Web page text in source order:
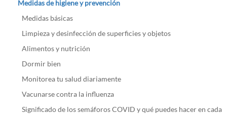
Medidas de higiene y prevención
Medidas básicas
Limpieza y desinfección de superficies y objetos
Alimentos y nutrición
Dormir bien
Monitorea tu salud diariamente
Vacunarse contra la influenza
Significado de los semáforos COVID y qué puedes hacer en cada